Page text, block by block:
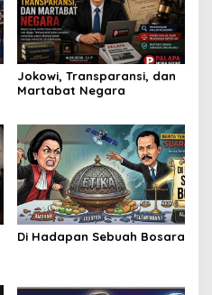
Jokowi, Transparansi, dan
Martabat Negara
Di Hadapan Sebuah Bosara